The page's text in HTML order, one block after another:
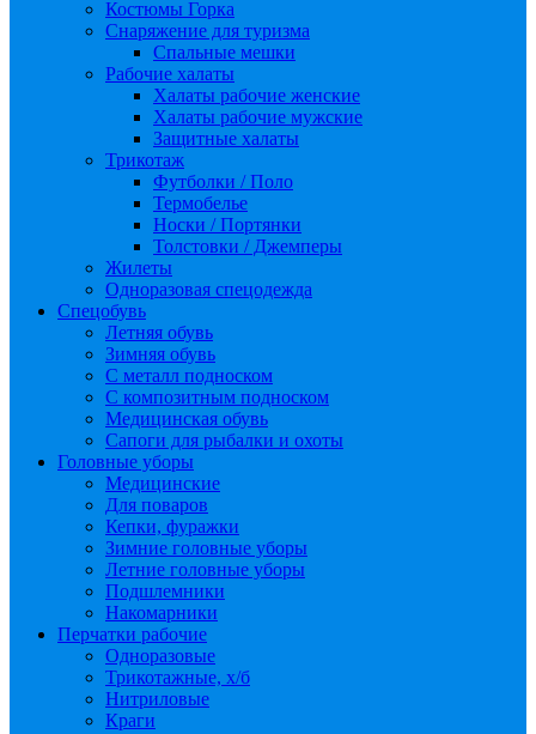
Костюмы Горка
Снаряжение для туризма
Спальные мешки
Рабочие халаты
Халаты рабочие женские
Халаты рабочие мужские
Защитные халаты
Трикотаж
Футболки / Поло
Термобелье
Носки / Портянки
Толстовки / Джемперы
Жилеты
Одноразовая спецодежда
Спецобувь
Летняя обувь
Зимняя обувь
С металл подноском
С композитным подноском
Медицинская обувь
Сапоги для рыбалки и охоты
Головные уборы
Медицинские
Для поваров
Кепки, фуражки
Зимние головные уборы
Летние головные уборы
Подшлемники
Накомарники
Перчатки рабочие
Одноразовые
Трикотажные, х/б
Нитриловые
Краги